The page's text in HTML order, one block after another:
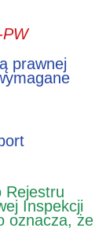
prawnej
Rejestru
Inspekcji
oznacza, że